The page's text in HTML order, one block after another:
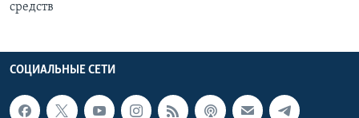
средств
СОЦИАЛЬНЫЕ СЕТИ